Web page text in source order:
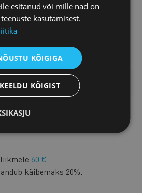
60 €
käibemaks 20%.
esitanud või mille nad on
kasutamisest.
KÕIGIGA
KEELDU KÕIGIST